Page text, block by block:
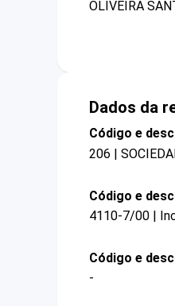
OLIVEIRA
Dados da
Código e
206 |
Código e
4110-7/00 |
Código e
-